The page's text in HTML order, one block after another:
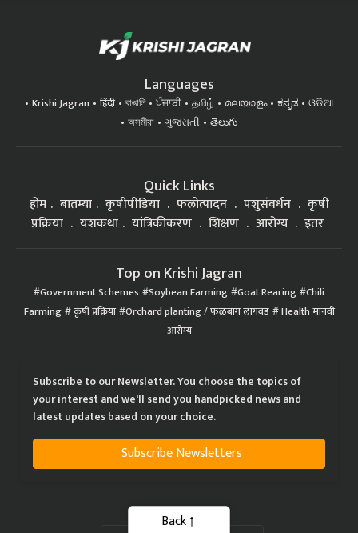
Languages
Krishi Jagran हिंदी বাঙালি ਪੰਜਾਬੀ தமிழ் മലയാളം ಕನ್ನಡ
ଓଡିଆ
অসমীয়া
ગુજરાતી తెలుగు
Quick Links
होम बातम्या कृषीपीडिया फलोत्पादन पशुसंवर्धन
कृषी
प्रक्रिया
यशकथा यांत्रिकीकरण शिक्षण आरोग्य इतर
Top on Krishi Jagran
Government Schemes Soybean Farming Goat Rearing Chili
Farming कृषी प्रक्रिया Orchard planting / फळबाग लागवड Health मानवी
आरोग्य
Subscribe to our Newsletter. You choose the topics of
your interest and we'll send you handpicked news and
latest updates based on your choice.
Subscribe Newsletters
Back